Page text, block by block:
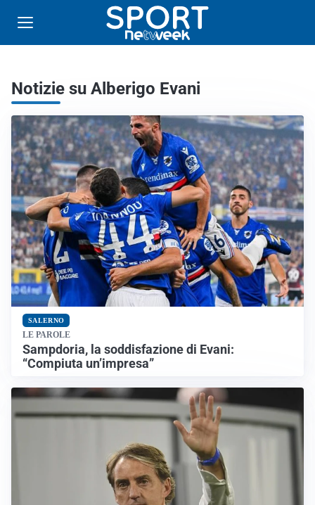
Notizie su Alberigo Evani
SALERNO
LE PAROLE
Sampdoria, la soddisfazione di Evani:
“Compiuta un’impresa”